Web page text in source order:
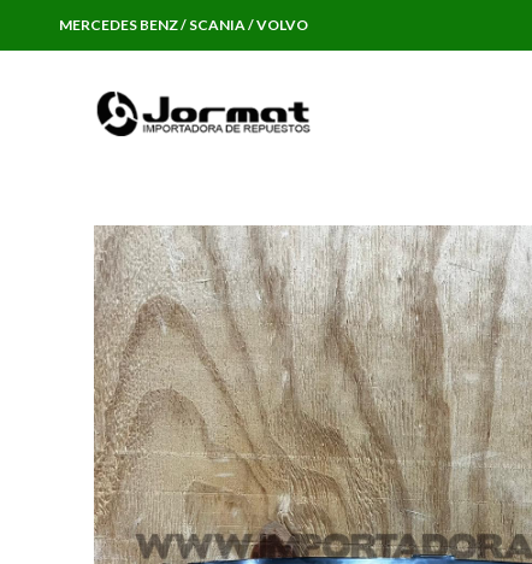
MERCEDES BENZ / SCANIA / VOLVO